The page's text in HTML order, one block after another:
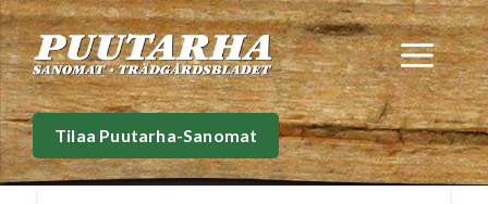
Siirry
sisältöön
Tilaa Puutarha-Sanomat